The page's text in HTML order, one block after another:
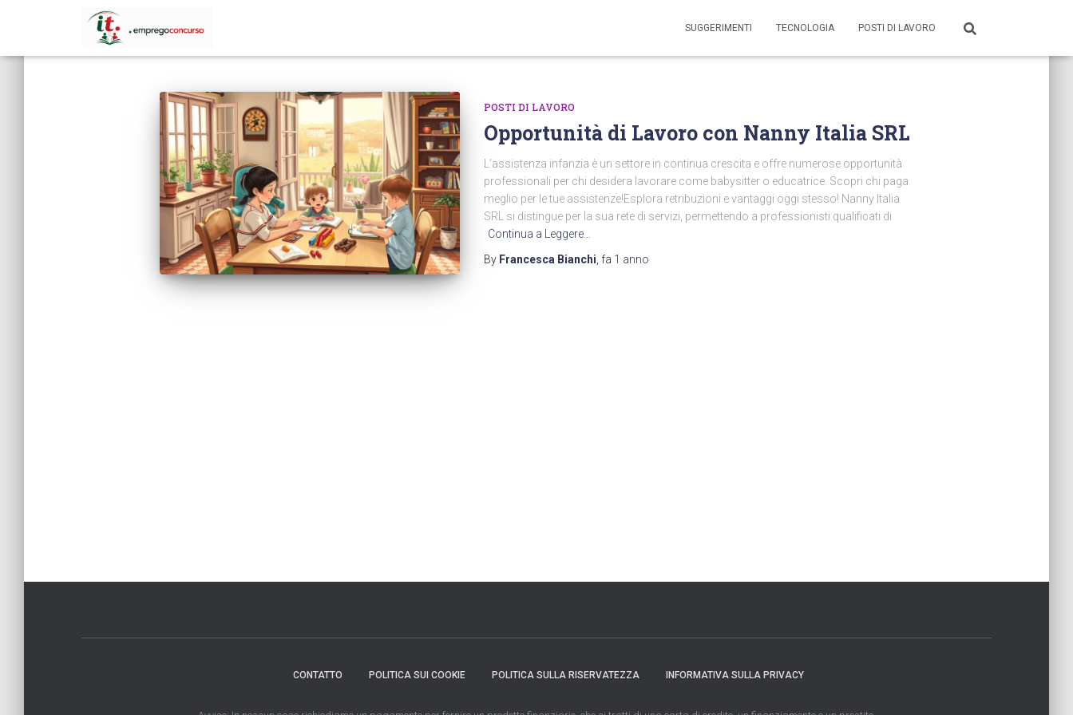
SUGGERIMENTI TECNOLOGIA POSTI DI LAVORO
POSTI DI LAVORO
Opportunità di Lavoro con Nanny Italia SRL
L’assistenza infanzia è un settore in continua crescita e offre numerose opportunità
professionali per chi desidera lavorare come babysitter o educatrice. Scopri chi paga
meglio per le tue assistenze!Esplora retribuzioni e vantaggi oggi stesso! Nanny Italia
SRL si distingue per la sua rete di servizi, permettendo a professionisti qualificati di
Continua a Leggere…
By Francesca Bianchi , fa 1 anno
CONTATTO POLITICA SUI COOKIE POLITICA SULLA RISERVATEZZA INFORMATIVA SULLA PRIVACY